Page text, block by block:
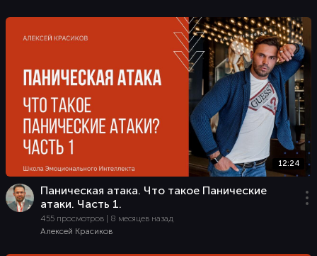
12:24
Паническая атака. Что такое Панические
атаки. Часть 1.
455 просмотров | 8 месяцев назад
Алексей Красиков